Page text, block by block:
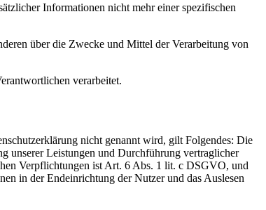
Informationen nicht mehr einer spezifischen
über die Zwecke und Mittel der Verarbeitung von
verarbeitet.
nicht genannt wird, gilt Folgendes: Die
unserer Leistungen und Durchführung vertraglicher
Verpflichtungen ist Art. 6 Abs. 1 lit. c DSGVO, und
in der Endeinrichtung der Nutzer und das Auslesen